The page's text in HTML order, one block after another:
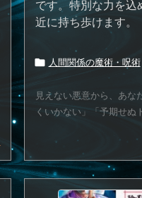
です。特別な力を
近に持ち歩けます。
 人間関係の魔術・呪術
見えない悪意から、あな
くいかない」「予期せぬ